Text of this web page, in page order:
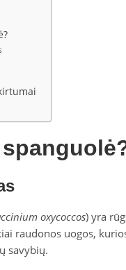
oxycoccos) yra
raudonos uogos,
savybių.